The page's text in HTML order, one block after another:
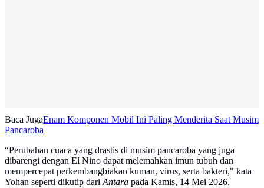
Baca JugaEnam Komponen Mobil Ini Paling Menderita Saat Musim
Pancaroba
“Perubahan cuaca yang drastis di musim pancaroba yang juga
dibarengi dengan El Nino dapat melemahkan imun tubuh dan
mempercepat perkembangbiakan kuman, virus, serta bakteri," kata
Yohan seperti dikutip dariAntara pada Kamis, 14 Mei 2026.